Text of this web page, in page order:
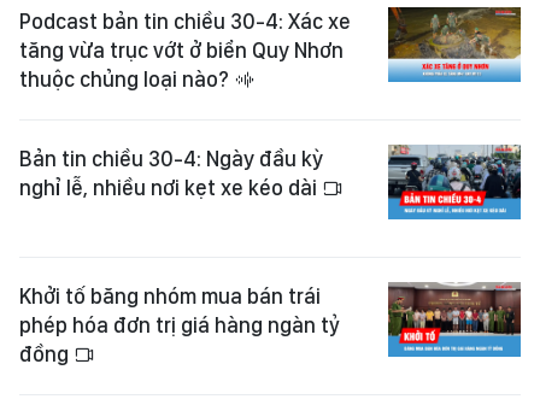
Podcast bản tin chiều 30-4: Xác xe
tăng vừa trục vớt ở biển Quy Nhơn
thuộc chủng loại nào?
Bản tin chiều 30-4: Ngày đầu kỳ
nghỉ lễ, nhiều nơi kẹt xe kéo dài
Khởi tố băng nhóm mua bán trái
phép hóa đơn trị giá hàng ngàn tỷ
đồng